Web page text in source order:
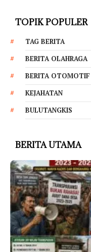
TOPIK POPULER
TAG BERITA
BERITA OLAHRAGA
BERITA OTOMOTIF
KEJAHATAN
BULUTANGKIS
BERITA UTAMA